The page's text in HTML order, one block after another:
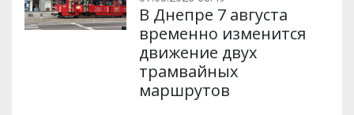
В Днепре 7 августа
временно изменится
движение двух
трамвайных
маршрутов